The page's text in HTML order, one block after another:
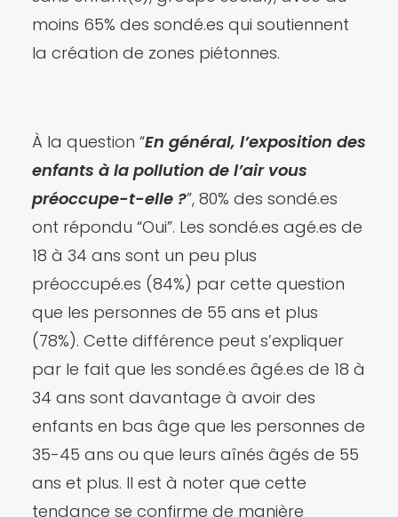
moins 65% des sondé.es qui soutiennent
la création de zones piétonnes.
À la question “En général, l’exposition des
enfants à la pollution de l’air vous
préoccupe-t-elle ?”, 80% des sondé.es
ont répondu “Oui”. Les sondé.es agé.es de
18 à 34 ans sont un peu plus
préoccupé.es (84%) par cette question
que les personnes de 55 ans et plus
(78%). Cette différence peut s’expliquer
par le fait que les sondé.es âgé.es de 18 à
34 ans sont davantage à avoir des
enfants en bas âge que les personnes de
35-45 ans ou que leurs aînés âgés de 55
ans et plus. Il est à noter que cette
tendance se confirme de manière